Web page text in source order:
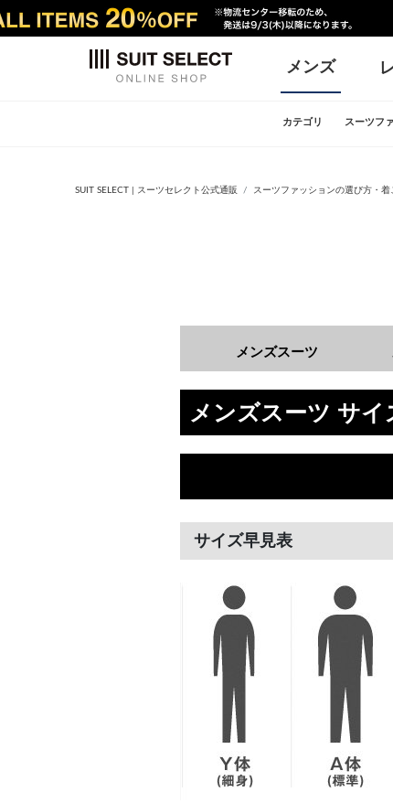
メンズ
カテゴリ スーツフ
SUIT SELECT | スーツセレクト公式通販 スーツファッションの選び方・着
メンズスーツ
メンズスーツ サイ
サイズ早見表